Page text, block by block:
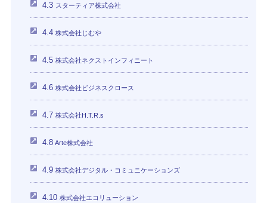
4.3 スターティア株式会社
4.4 株式会社じむや
4.5 株式会社ネクストインフィニート
4.6 株式会社ビジネスクロース
4.7 株式会社H.T.R.s
4.8 Arte株式会社
4.9 株式会社デジタル・コミュニケーションズ
4.10 株式会社エコリューション